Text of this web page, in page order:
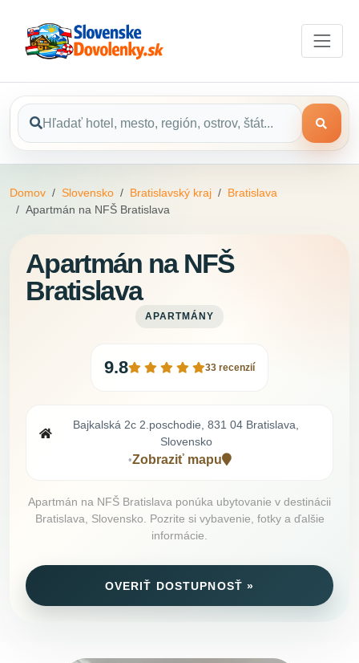
Domov Slovensko Bratislavský kraj
Bratislava
Apartmán na NFŠ Bratislava
Apartmán na NFŠ
Bratislava
APARTMÁNY
9.8 33 recenzií
Bajkalská 2c 2.poschodie, 831 04 Bratislava,
Slovensko
•Zobraziť mapu
Apartmán na NFŠ Bratislava ponúka ubytovanie v destinácii
Bratislava, Slovensko. Pozrite si vybavenie, fotky a ďalšie
informácie.
OVERIŤ DOSTUPNOSŤ »